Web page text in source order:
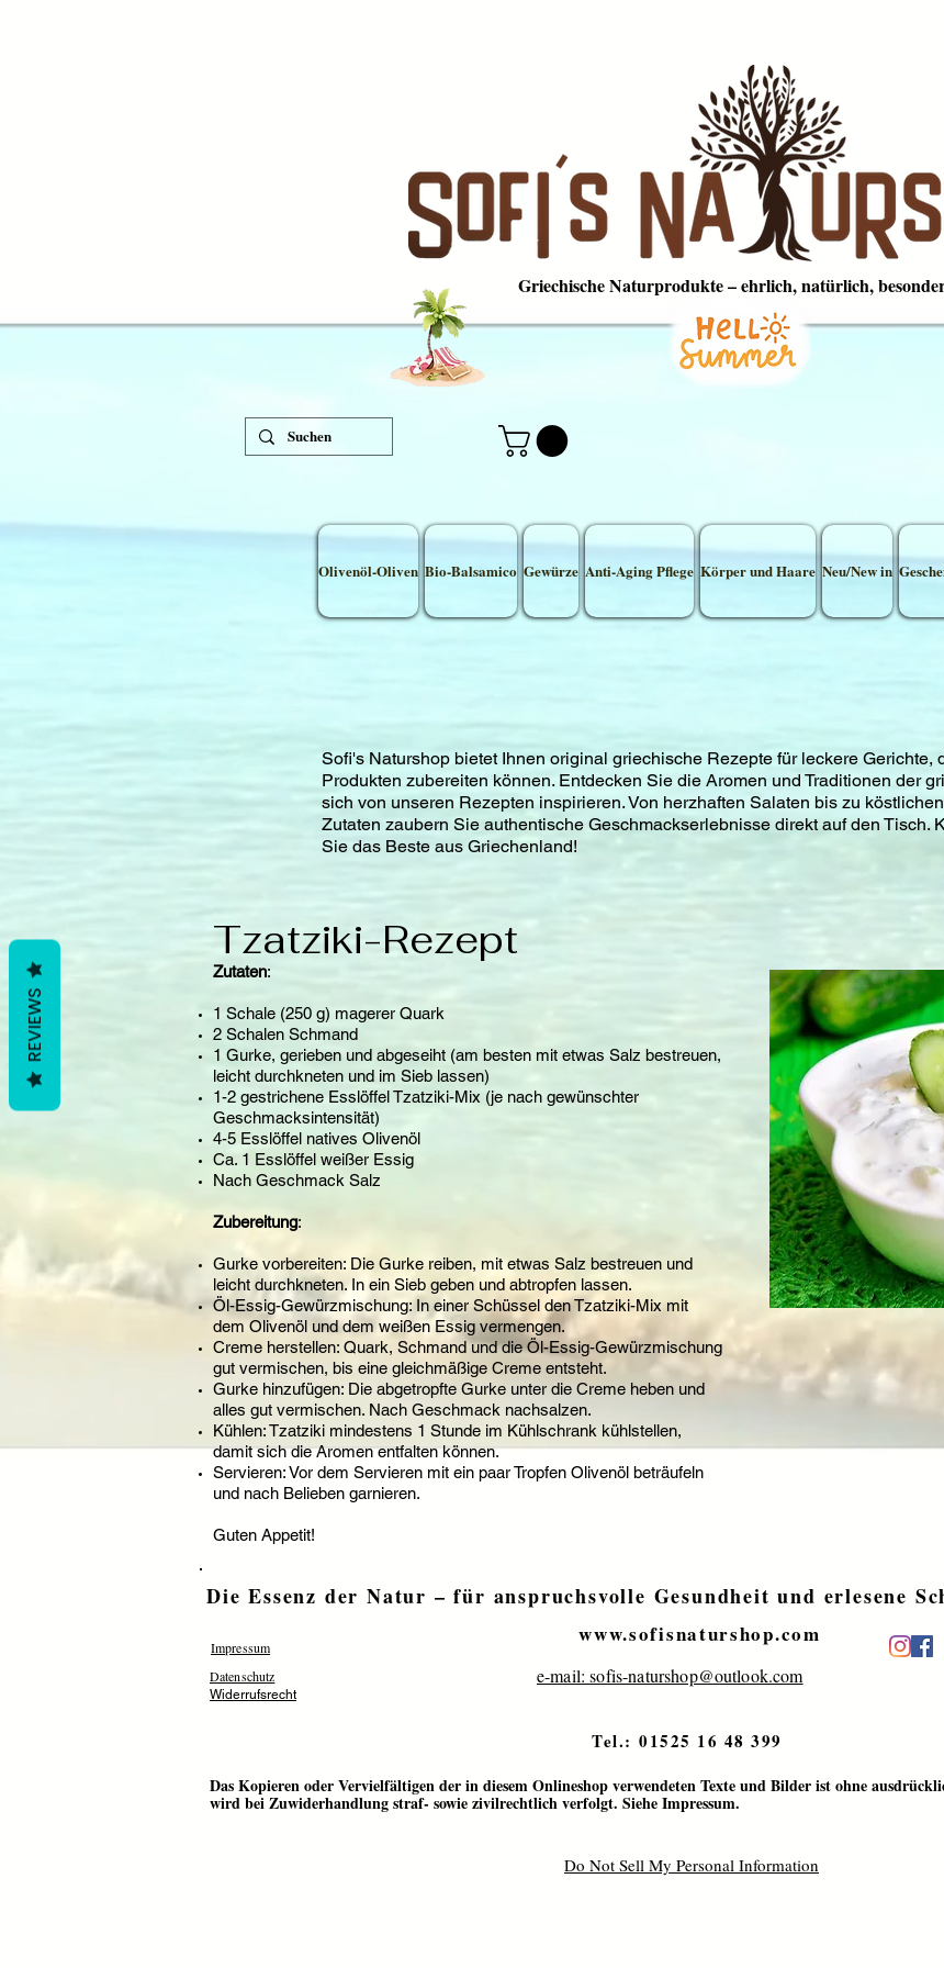
Griechische Naturprodukte – ehrlich, natürlich,
Olivenöl-Oliven Bio-Balsamico Gewürze Anti-Aging Pflege Körper und Haare Neu/New in
Sofi's Naturshop bietet Ihnen original griechische Rezepte für leckere Gerichte,
Produkten zubereiten können. Entdecken Sie die Aromen und Traditionen der
sich von unseren Rezepten inspirieren. Von herzhaften Salaten bis zu
Zutaten zaubern Sie authentische Geschmackserlebnisse direkt auf den Tisch.
Sie das Beste aus Griechenland!
Tzatziki-Rezept
Zutaten:
1 Schale (250 g) magerer Quark
2 Schalen Schmand
1 Gurke, gerieben und abgeseiht (am besten mit etwas Salz bestreuen,
leicht durchkneten und im Sieb lassen)
1-2 gestrichene Esslöffel Tzatziki-Mix (je nach gewünschter
Geschmacksintensität)
4-5 Esslöffel natives Olivenöl
Ca. 1 Esslöffel weißer Essig
Nach Geschmack Salz
Zubereitung:
Gurke vorbereiten: Die Gurke reiben, mit etwas Salz bestreuen und
leicht durchkneten. In ein Sieb geben und abtropfen lassen.
Öl-Essig-Gewürzmischung: In einer Schüssel den Tzatziki-Mix mit
dem Olivenöl und dem weißen Essig vermengen.
Creme herstellen: Quark, Schmand und die Öl-Essig-Gewürzmischung
gut vermischen, bis eine gleichmäßige Creme entsteht.
Gurke hinzufügen: Die abgetropfte Gurke unter die Creme heben und
alles gut vermischen. Nach Geschmack nachsalzen.
Kühlen: Tzatziki mindestens 1 Stunde im Kühlschrank kühlstellen,
damit sich die Aromen entfalten können.
Servieren: Vor dem Servieren mit ein paar Tropfen Olivenöl beträufeln
und nach Belieben garnieren.
Guten Appetit!
Die Essenz der Natur – für anspruchsvolle Gesundheit und erlesene
Impressum
Datenschutz
www.sofisnaturshop.com
e-mail: sofis-naturshop@outlook.com
Tel.:01525 16 48 399
Das Kopieren oder Vervielfältigen der in diesem Onlineshop verwendeten Texte und Bilder ist ohne
wird bei Zuwiderhandlung straf- sowie zivilrechtlich verfolgt. Siehe Impressum.
Do Not Sell My Personal Information
Widerrufsrecht
REVIEWS